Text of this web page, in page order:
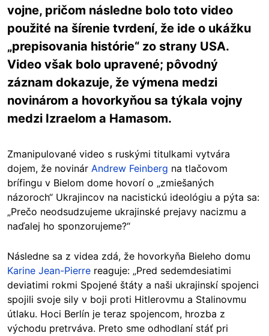
vojne, pričom následne bolo toto video
použité na šírenie tvrdení, že ide o ukážku
„prepisovania histórie“ zo strany USA.
Video však bolo upravené; pôvodný
záznam dokazuje, že výmena medzi
novinárom a hovorkyňou sa týkala vojny
medzi Izraelom a Hamasom.
Zmanipulované video s ruskými titulkami vytvára
dojem, že novinár Andrew Feinberg na tlačovom
brífingu v Bielom dome hovorí o „zmiešaných
názoroch“ Ukrajincov na nacistickú ideológiu a pýta sa:
„Prečo neodsudzujeme ukrajinské prejavy nacizmu a
naďalej ho sponzorujeme?“
Následne sa z videa zdá, že hovorkyňa Bieleho domu
Karine Jean-Pierre reaguje: „Pred sedemdesiatimi
deviatimi rokmi Spojené štáty a naši ukrajinskí spojenci
spojili svoje sily v boji proti Hitlerovmu a Stalinovmu
útlaku. Hoci Berlín je teraz spojencom, hrozba z
východu pretrváva. Preto sme odhodlaní stáť pri